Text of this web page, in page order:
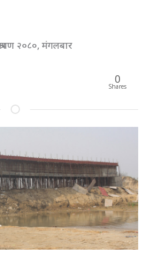
२०८०, मंगलबार
0
Shares